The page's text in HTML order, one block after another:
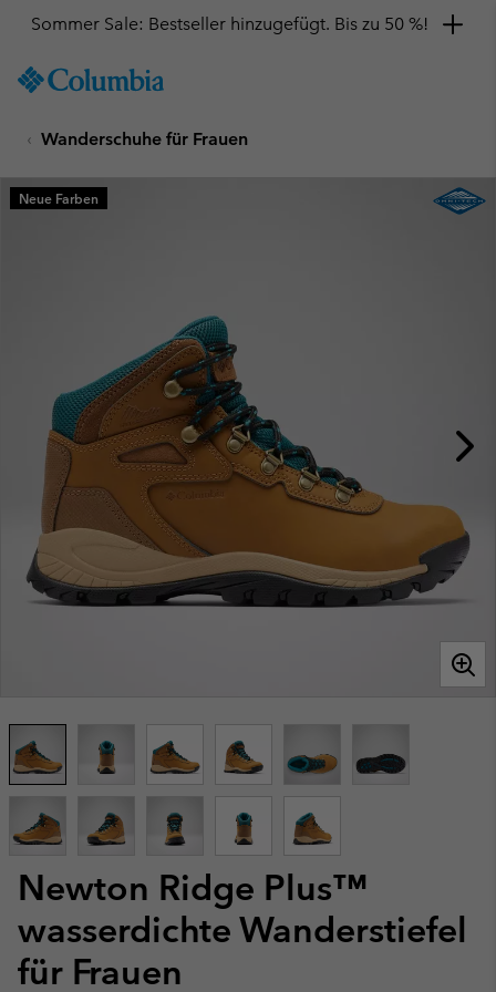
TO
SKIP
MAIN
NAV
Sommer Sale: Bestseller hinzugefügt. Bis zu 50 %!
Wanderschuhe für Frauen
Newton Ridge Plus™
wasserdichte Wanderstiefel
für Frauen
Neue Farben